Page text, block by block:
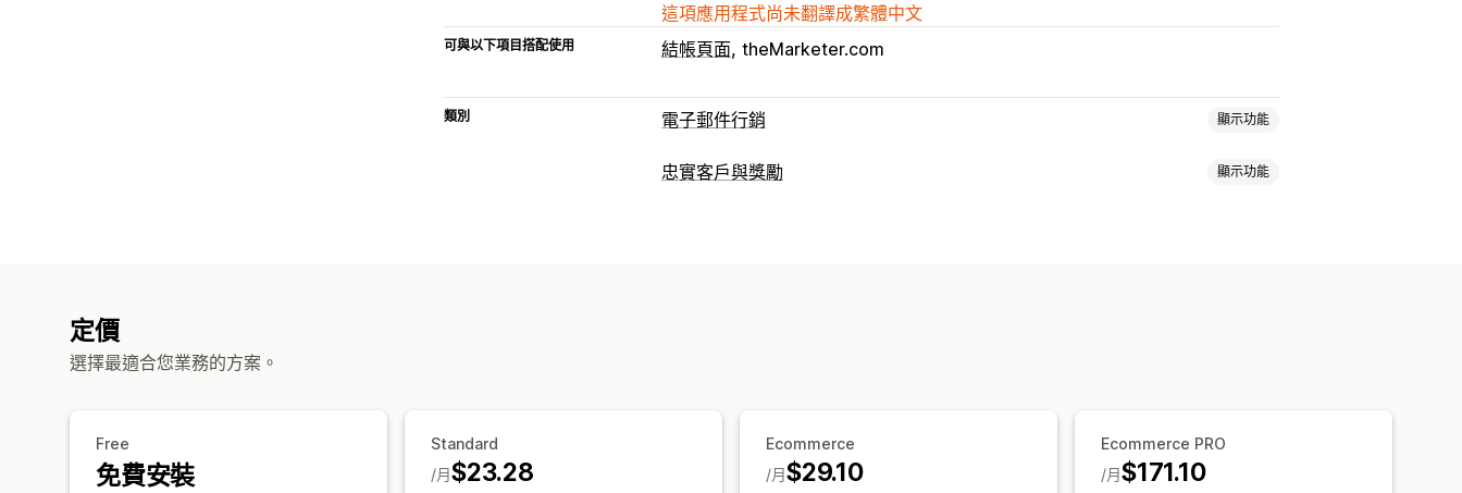
這項應用程式尚未翻譯成繁體中文
可與以下項目搭配使用 結帳頁面 theMarketer.com
類別 電子郵件行銷 顯示功能
行銷活動類型
A/B 測試
忠實客戶與獎勵 顯示功能
定價
選擇最適合您業務的方案。
Free
免費安裝
Standard
$23.28
/月
Ecommerce
$29.10
/月
Ecommerce PRO
$171.10
/月